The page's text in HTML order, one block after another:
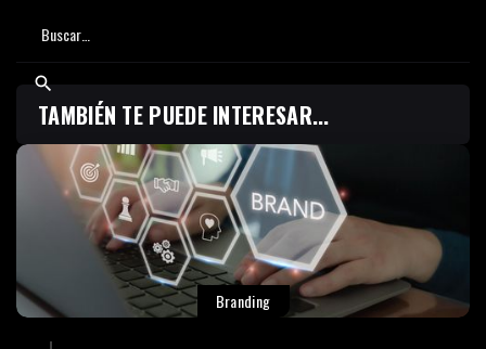
TAMBIÉN TE PUEDE INTERESAR...
Branding